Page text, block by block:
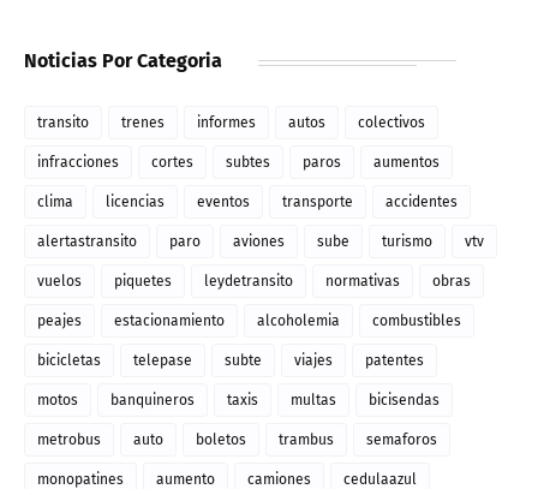
Noticias Por Categoria
transito trenes informes autos colectivos
infracciones cortes subtes paros aumentos
clima licencias eventos transporte accidentes
alertastransito paro aviones sube turismo vtv
vuelos piquetes leydetransito normativas obras
peajes estacionamiento alcoholemia combustibles
bicicletas telepase subte viajes patentes
motos banquineros taxis multas bicisendas
metrobus auto boletos trambus semaforos
monopatines aumento camiones cedulaazul